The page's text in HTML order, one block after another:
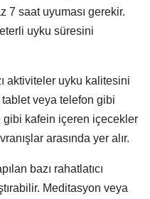
7 saat uyuması gerekir.
uyku süresini
aktiviteler uyku kalitesini
veya telefon gibi
kafein içeren içecekler
arasında yer alır.
bazı rahatlatıcı
Meditasyon veya